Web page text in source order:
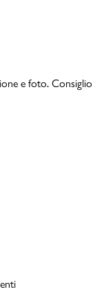
e foto. Consiglio